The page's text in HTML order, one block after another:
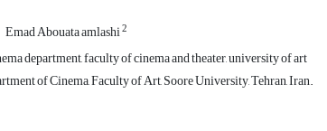
Emad Abouata amlashi2
department, faculty of cinema and theater, university of art
of Cinema, Faculty of Art, Soore University, Tehran, Iran.